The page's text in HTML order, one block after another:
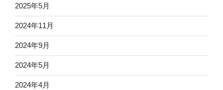
2025年5月
2024年11月
2024年9月
2024年5月
2024年4月